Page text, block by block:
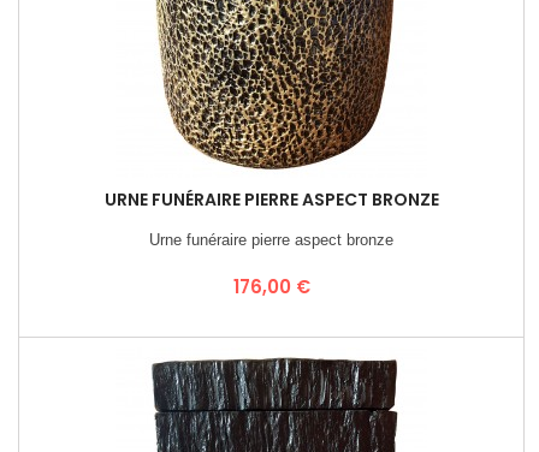
URNE FUNÉRAIRE PIERRE ASPECT BRONZE
Urne funéraire pierre aspect bronze
Prix
176,00 €